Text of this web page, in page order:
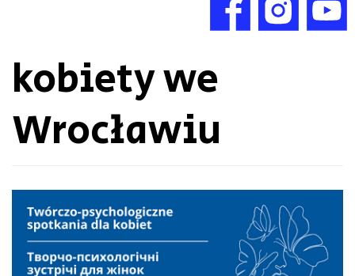
kobiety we
Wrocławiu